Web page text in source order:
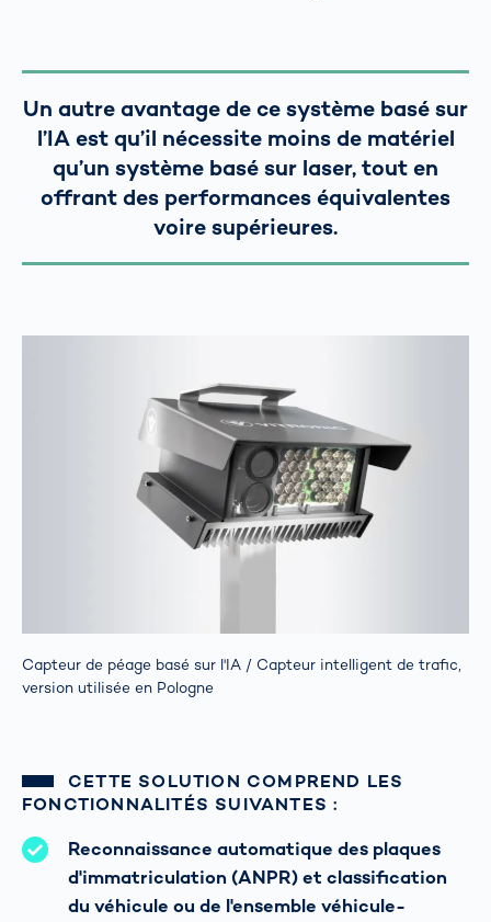
Un autre avantage de ce système basé sur
l’IA est qu’il nécessite moins de matériel
qu’un système basé sur laser, tout en
offrant des performances équivalentes
voire supérieures.
Capteur de péage basé sur l'IA / Capteur intelligent de trafic,
version utilisée en Pologne
CETTE SOLUTION COMPREND LES
FONCTIONNALITÉS SUIVANTES :
Reconnaissance automatique des plaques
d'immatriculation (ANPR) et classification
du véhicule ou de l'ensemble véhicule-